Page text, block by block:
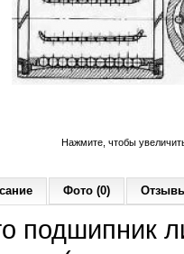
Нажмите, чтобы
Фото (0)
подшипник